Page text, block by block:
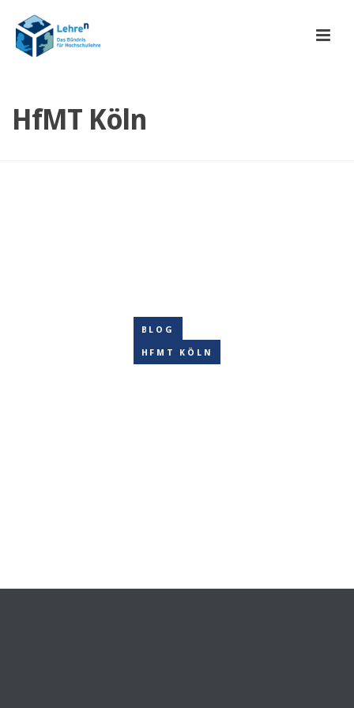
HfMT Köln
BLOG
HFMT KÖLN